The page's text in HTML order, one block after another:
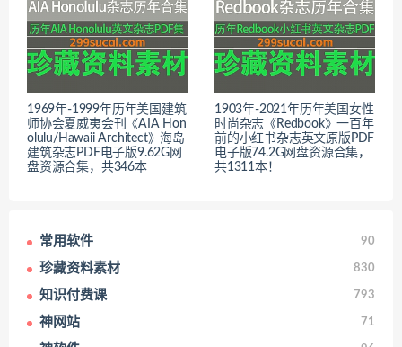
1969年-1999年历年美国建筑
师协会夏威夷会刊《AIA Hon
olulu/Hawaii Architect》海岛
建筑杂志PDF电子版9.62G网
盘资源合集，共346本
1903年-2021年历年美国女性
时尚杂志《Redbook》一百年
前的小红书杂志英文原版PDF
电子版74.2G网盘资源合集，
共1311本！
常用软件 90
珍藏资料素材 830
知识付费课 793
神网站 71